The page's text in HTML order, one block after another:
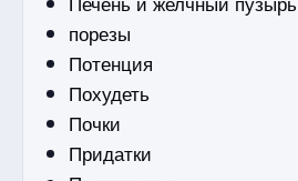
порезы
Потенция
Похудеть
Почки
Придатки